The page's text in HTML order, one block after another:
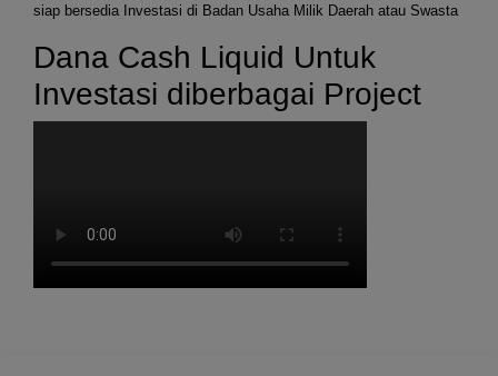
siap bersedia Investasi di Badan Usaha Milik Daerah atau Swasta
Dana Cash Liquid Untuk
Investasi diberbagai Project